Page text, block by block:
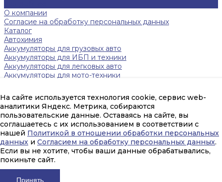
На сайте используется технология cookie, сервис web-
аналитики Яндекс. Метрика, собираются
пользовательские данные. Оставаясь на сайте, вы
соглашаетесь с их использованием в соответствии с
нашей Политикой в отношении обработки персональных
данных и Согласием на обработку персональных данных.
Если вы не хотите, чтобы ваши данные обрабатывались,
покиньте сайт.
Принять
О компании
Согласие на обработку персональных данных
Каталог
Автохимия
Аккумуляторы для грузовых авто
Аккумуляторы для ИБП и техники
Аккумуляторы для легковых авто
Аккумуляторы для мото-техники
Инверторы
Источники бесперебойного питания
Тяговые аккумуляторы FAAM
Помощь
Оплата и гарантия
Доставка
mail@amperpeterburg.ru
г. Санкт-Петербург, улица Цветочная, 6М